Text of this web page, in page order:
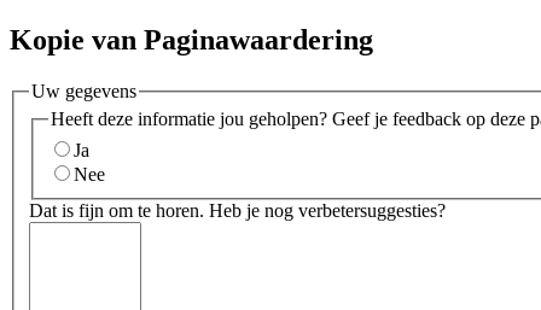
Kopie van Paginawaardering
Uw gegevens
Heeft deze informatie jou geholpen? Geef je feedback op deze
Ja
Nee
Dat is fijn om te horen. Heb je nog verbetersuggesties?